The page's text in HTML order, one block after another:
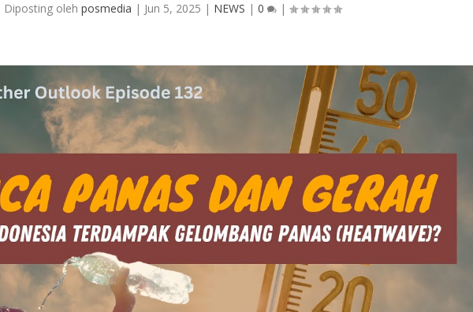
Diposting oleh posmedia | Jun 5, 2025 | NEWS | 0 |